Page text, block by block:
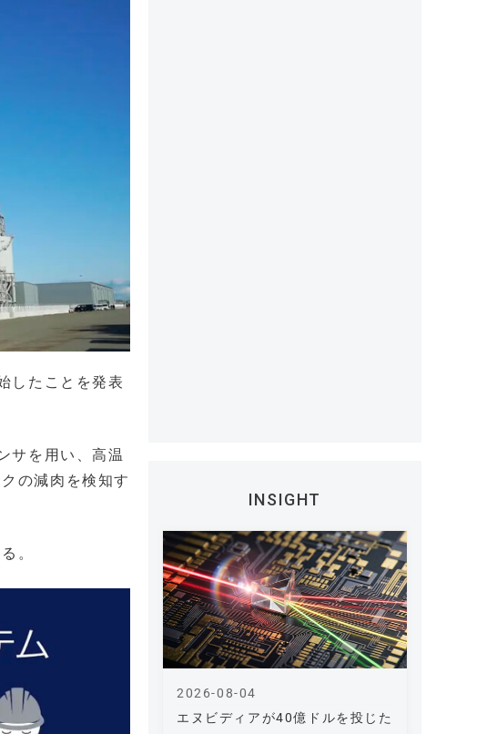
したことを発表
サを用い、高温
の減肉を検知す
。
INSIGHT
エヌビディアが40億ドルを投じた
2026-08-04